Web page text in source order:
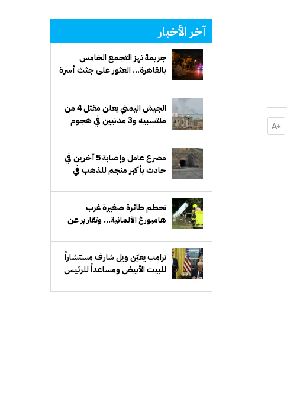
آخر الأخبار
جريمة تهز التجمع الخامس
بالقاهرة... العثور على جثث أسرة
الجيش اليمني يعلن مقتل 4 من
منتسبيه و3 مدنيين في هجوم
مصرع عامل وإصابة 5 آخرين في
حادث بأكبر منجم للذهب في
تحطم طائرة صغيرة غرب
هامبورغ الألمانية... وتقارير عن
ترامب يعيّن ويل شارف مستشاراً
للبيت الأبيض ومساعداً للرئيس